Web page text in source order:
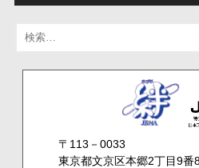
〒113－0033
東京都文京区本郷2丁目9番